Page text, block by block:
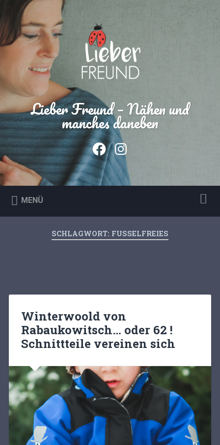
Lieber Freund – Nähen und
manches daneben
MENÜ
SCHLAGWORT: FUSSELFREIES
Winterwoold von
Rabaukowitsch… oder 62 !
Schnittteile vereinen sich